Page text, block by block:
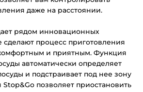
даже на расстоянии.
рядом инновационных
процесс приготовления
и приятным. Функция
автоматически определяет
и подстраивает под нее зону
позволяет приостановить